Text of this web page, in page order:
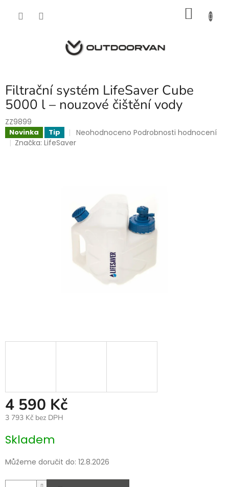
Filtrační systém LifeSaver Cube
5000 l – nouzové čištění vody
ZZ9899
Novinka Tip
Průměrné
hodnocení
Neohodnoceno Podrobnosti hodnocení
Značka:LifeSaver
4 590 Kč
3 793 Kč bez DPH
cena:
Skladem
Můžeme doručit do: 12.8.2026